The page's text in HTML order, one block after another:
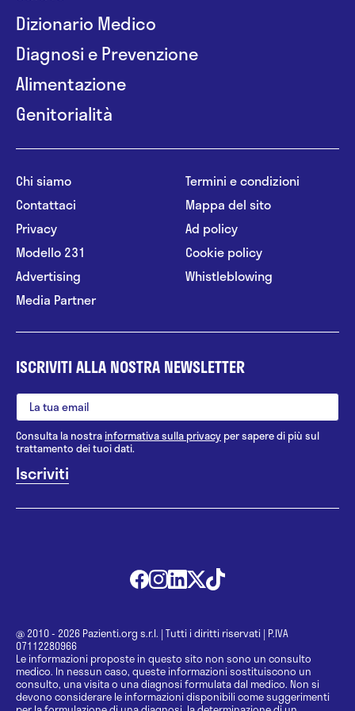
Dizionario Medico
Diagnosi e Prevenzione
Alimentazione
Genitorialità
Chi siamo
Contattaci
Privacy
Modello 231
Advertising
Media Partner
Termini e condizioni
Mappa del sito
Ad policy
Cookie policy
Whistleblowing
ISCRIVITI ALLA NOSTRA NEWSLETTER
Consulta la nostrainformativa sulla privacy per sapere di più sul
trattamento dei tuoi dati.
@ 2010 - 2026 Pazienti.org s.r.l. | Tutti i diritti riservati | P.IVA
07112280966
Le informazioni proposte in questo sito non sono un consulto
medico. In nessun caso, queste informazioni sostituiscono un
consulto, una visita o una diagnosi formulata dal medico. Non si
devono considerare le informazioni disponibili come suggerimenti